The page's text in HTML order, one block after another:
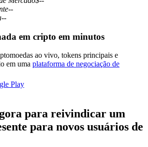
USDC como garantia
--
--
em cripto em minutos
ao vivo, tokens principais e
em uma plataforma de negociação de
Play
para reivindicar um
para novos usuários de